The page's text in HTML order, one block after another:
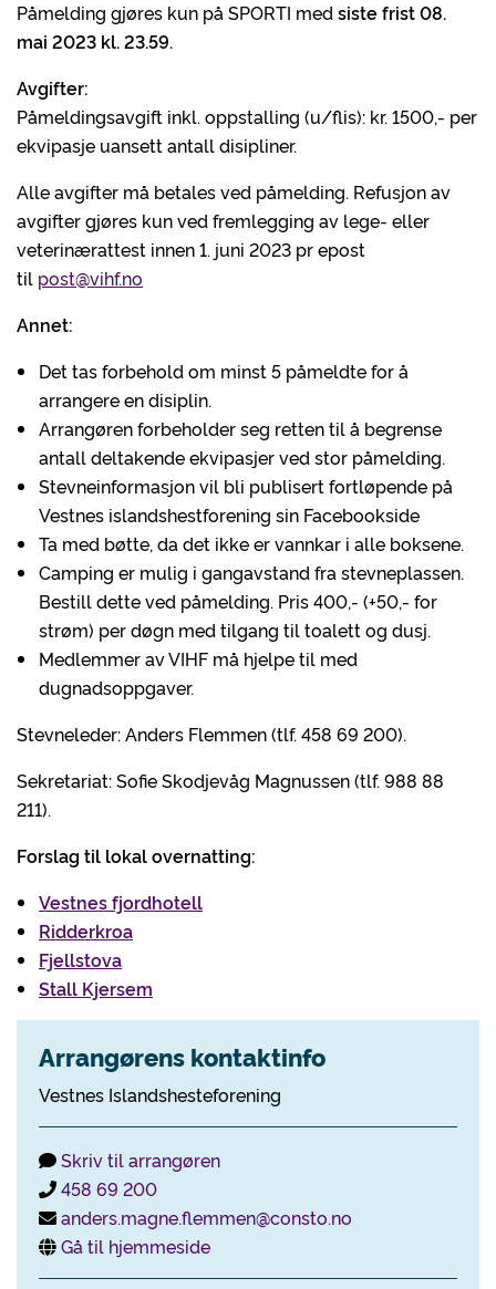
Påmelding gjøres kun på SPORTI medsiste frist 08.
mai 2023 kl. 23.59.
Avgifter:
Påmeldingsavgift inkl. oppstalling (u/flis): kr. 1500,- per
ekvipasje uansett antall disipliner.
Alle avgifter må betales ved påmelding. Refusjon av
avgifter gjøres kun ved fremlegging av lege- eller
veterinærattest innen 1. juni 2023 pr epost
til post@vihf.no
Annet:
Det tas forbehold om minst 5 påmeldte for å
arrangere en disiplin.
Arrangøren forbeholder seg retten til å begrense
antall deltakende ekvipasjer ved stor påmelding.
Stevneinformasjon vil bli publisert fortløpende på
Vestnes islandshestforening sin Facebookside
Ta med bøtte, da det ikke er vannkar i alle boksene.
Camping er mulig i gangavstand fra stevneplassen.
Bestill dette ved påmelding. Pris 400,- (+50,- for
strøm) per døgn med tilgang til toalett og dusj.
Medlemmer av VIHF må hjelpe til med
dugnadsoppgaver.
Stevneleder: Anders Flemmen (tlf. 458 69 200).
Sekretariat: Sofie Skodjevåg Magnussen (tlf. 988 88
211).
Forslag til lokal overnatting:
Vestnes fjordhotell
Ridderkroa
Fjellstova
Stall Kjersem
Arrangørens kontaktinfo
Vestnes Islandshesteforening
Skriv til arrangøren
458 69 200
anders.magne.flemmen@consto.no
Gå til hjemmeside